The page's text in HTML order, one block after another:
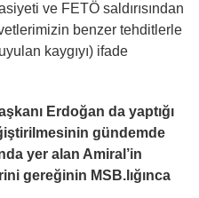
ve FETÖ saldırısından
benzer tehditlerle
kaygıyı) ifade
Erdoğan da yaptığı
gündemde
yer alan Amiral’in
gereğinin MSB.lığınca